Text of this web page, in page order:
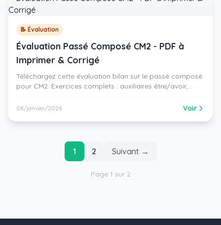
📝 Évaluation
Évaluation Passé Composé CM2 - PDF à
Imprimer & Corrigé
Téléchargez cette évaluation bilan sur le passé composé
pour CM2. Exercices complets : auxiliaires être/avoir,
A4 noir et blanc, police Arial. Inclus le corrigé pour le
08/janvier/2026 Voir
1 2 Suivant →
Page 1 sur 2